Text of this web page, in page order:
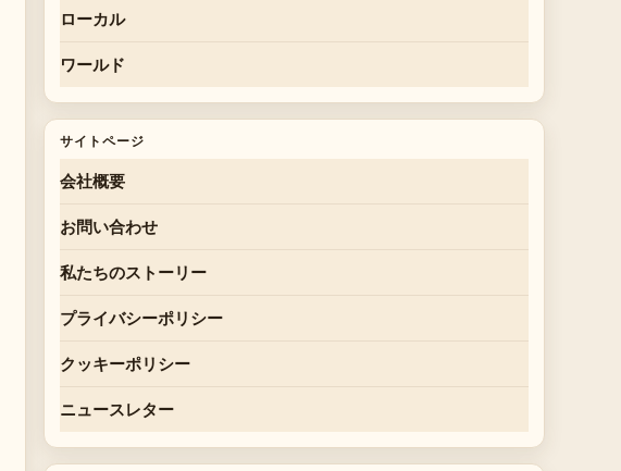
ローカル
ワールド
サイトページ
会社概要
お問い合わせ
私たちのストーリー
プライバシーポリシー
クッキーポリシー
ニュースレター